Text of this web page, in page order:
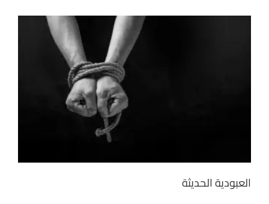
العبودية الحديثة